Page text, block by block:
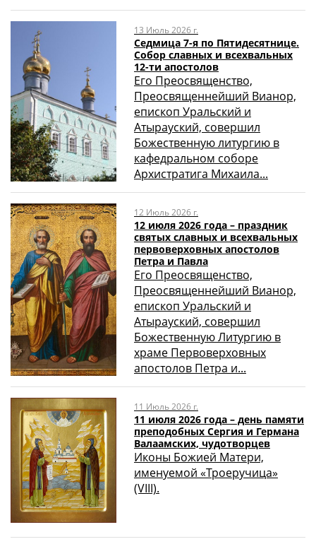
13 Июль 2026 г.
Седмица 7-я по Пятидесятнице.
Собор славных и всехвальных
12-ти апостолов
Его Преосвященство,
Преосвященнейший Вианор,
епископ Уральский и
Атырауский, совершил
Божественную литургию в
кафедральном соборе
Архистратига Михаила...
12 Июль 2026 г.
12 июля 2026 года – праздник
святых славных и всехвальных
первоверховных апостолов
Петра и Павла
Его Преосвященство,
Преосвященнейший Вианор,
епископ Уральский и
Атырауский, совершил
Божественную Литургию в
храме Первоверховных
апостолов Петра и...
11 Июль 2026 г.
11 июля 2026 года – день памяти
преподобных Сергия и Германа
Валаамских, чудотворцев
Иконы Божией Матери,
именуемой «Троеручица»
(VIII).